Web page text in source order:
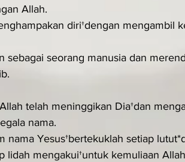
Allah.
diri†dengan mengambil
sebagai seorang manusia dan
telah meninggikan Dia†dan
nama.
nama Yesus†bertekuklah setiap
lidah mengakui†untuk kemuliaan